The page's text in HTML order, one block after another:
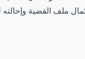
ملف القضية وإحالته